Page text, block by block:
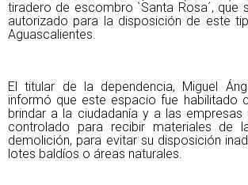
tiradero de escombro `Santa Rosa´, que
autorizado para la disposición de este
Aguascalientes.
El titular de la dependencia, Miguel
informó que este espacio fue habilitado
brindar a la ciudadanía y a las empresas
controlado para recibir materiales de
demolición, para evitar su disposición
lotes baldíos o áreas naturales.